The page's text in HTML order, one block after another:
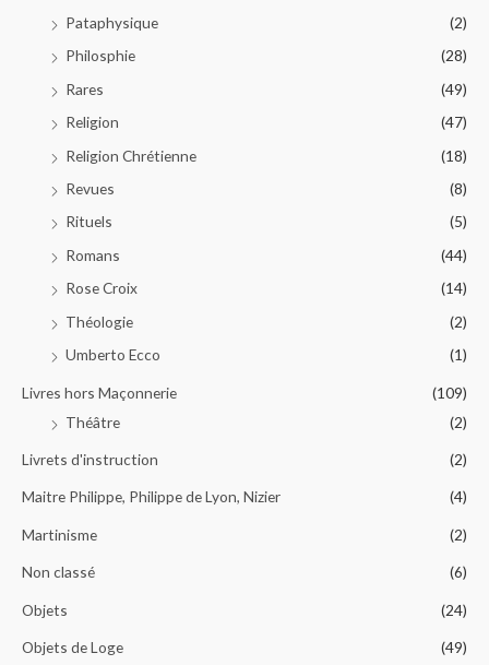
Pataphysique
(2)
Philosphie
(28)
Rares
(49)
Religion
(47)
Religion Chrétienne
(18)
Revues
(8)
Rituels
(5)
Romans
(44)
Rose Croix
(14)
Théologie
(2)
Umberto Ecco
(1)
Livres hors Maçonnerie
(109)
Théâtre
(2)
Livrets d'instruction (2)
Maitre Philippe, Philippe de Lyon, Nizier (4)
Martinisme (2)
Non classé (6)
Objets (24)
Objets de Loge
(49)